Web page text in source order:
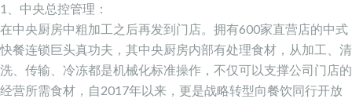
1、中央总控管理：
在中央厨房中粗加工之后再发到门店。拥有600家直营店的中式
快餐连锁巨头真功夫，其中央厨房内部有处理食材，从加工、清
洗、传输、冷冻都是机械化标准操作，不仅可以支撑公司门店的
经营所需食材，自2017年以来，更是战略转型向餐饮同行开放